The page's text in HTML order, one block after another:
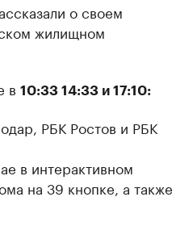
о своем
жилищном
в 10:33 14:33 и 17:10:
РБК Ростов и РБК
в интерактивном
на 39 кнопке, а также